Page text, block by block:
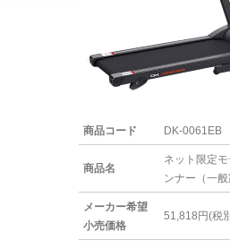
商品コード DK-0061EB
商品名
ネット限定
ンナー（一般
メーカー希望
小売価格
51,818円(税